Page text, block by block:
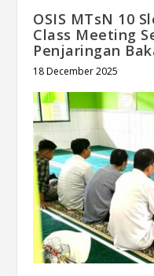
OSIS MTsN 10
Class Meeting
Penjaringan
18 December 2025